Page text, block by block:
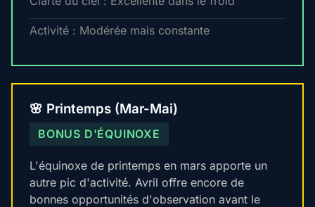
Activité : Modérée mais constante
🌸 Printemps (Mar-Mai)
BONUS D'ÉQUINOXE
L'équinoxe de printemps en mars apporte un
autre pic d'activité. Avril offre encore de
bonnes opportunités d'observation avant le